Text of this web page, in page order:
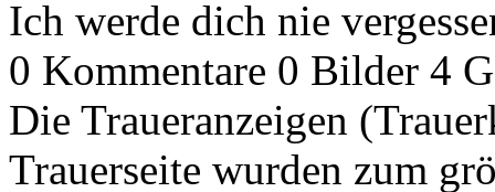
Ich werde dich nie
0 Kommentare 0 Bilder 4
Die Traueranzeigen
Trauerseite wurden zum